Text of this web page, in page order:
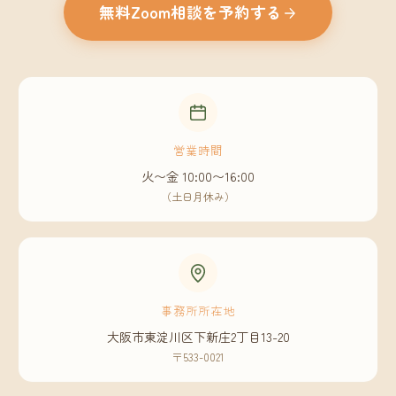
無料Zoom相談を予約する
営業時間
火〜金 10:00〜16:00
（土日月休み）
事務所所在地
大阪市東淀川区下新庄2丁目13-20
〒533-0021